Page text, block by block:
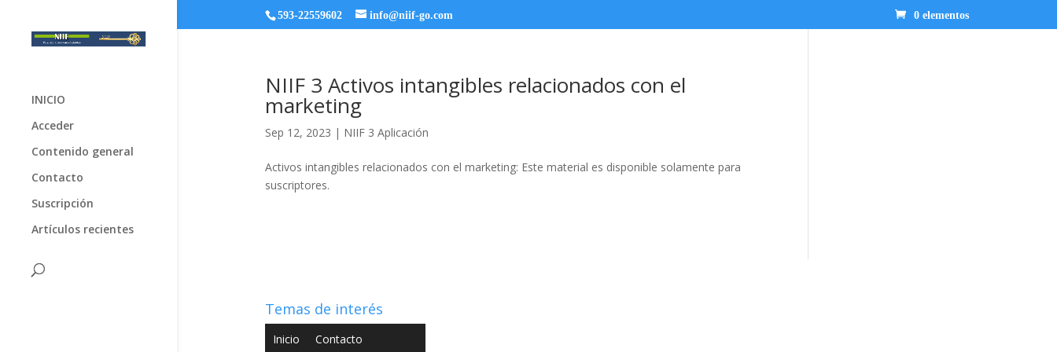
593-22559602 info@niif-go.com 0 elementos
INICIO
Acceder
Contenido general
Contacto
Suscripción
Artículos recientes
NIIF 3 Activos intangibles relacionados con el
marketing
Sep 12, 2023 | NIIF 3 Aplicación
Activos intangibles relacionados con el marketing: Este material es disponible solamente para
suscriptores.
Temas de interés
Inicio Contacto